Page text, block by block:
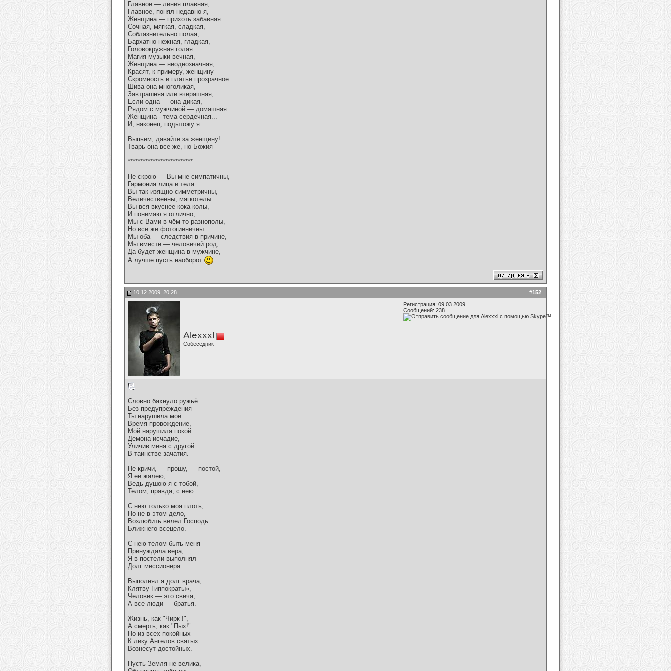
Главное — линия плавная,
Главное, понял недавно я,
Женщина — прихоть забавная.
Сочная, мягкая, сладкая,
Соблазнительно полая,
Бархатно-нежная, гладкая,
Головокружная голая.
Магия музыки вечная,
Женщина — неоднозначная,
Красят, к примеру, женщину
Скромность и платье прозрачное.
Шива она многоликая,
Завтрашняя или вчерашняя,
Если одна — она дикая,
Рядом с мужчиной — домашняя.
Женщина - тема сердечная...
И, наконец, подытожу я:
Выпьем, давайте за женщину!
Тварь она все же, но Божия
**************************
Не скрою — Вы мне симпатичны,
Гармония лица и тела.
Вы так изящно симметричны,
Величественны, мягкотелы.
Вы вся вкуснее кока-колы,
И понимаю я отлично,
Мы с Вами в чём-то разнополы,
Но все же фотогиеничны.
Мы оба — следствия в причине,
Мы вместе — человечий род,
Да будет женщина в мужчине,
А лучше пусть наоборот.
#152
10.12.2009, 20:28
Alexxxl
Собеседник
Регистрация: 09.03.2009
Сообщений: 238
Словно бахнуло ружьё
Без предупреждения –
Ты нарушила моё
Время провождение,
Мой нарушила покой
Демона исчадие,
Уличив меня с другой
В таинстве зачатия.
Не кричи, — прошу, — постой,
Я её жалею,
Ведь душою я с тобой,
Телом, правда, с нею.
С нею только моя плоть,
Но не в этом дело,
Возлюбить велел Господь
Ближнего всецело.
С нею телом быть меня
Принуждала вера,
Я в постели выполнял
Долг мессионера.
Выполнял я долг врача,
Клятву Гиппократы»,
Человек — это свеча,
А все люди — братья.
Жизнь, как "Чирк !",
А смерть, как "Пых!"
Но из всех покойных
К лику Ангелов святых
Вознесут достойных.
Пусть Земля не велика,